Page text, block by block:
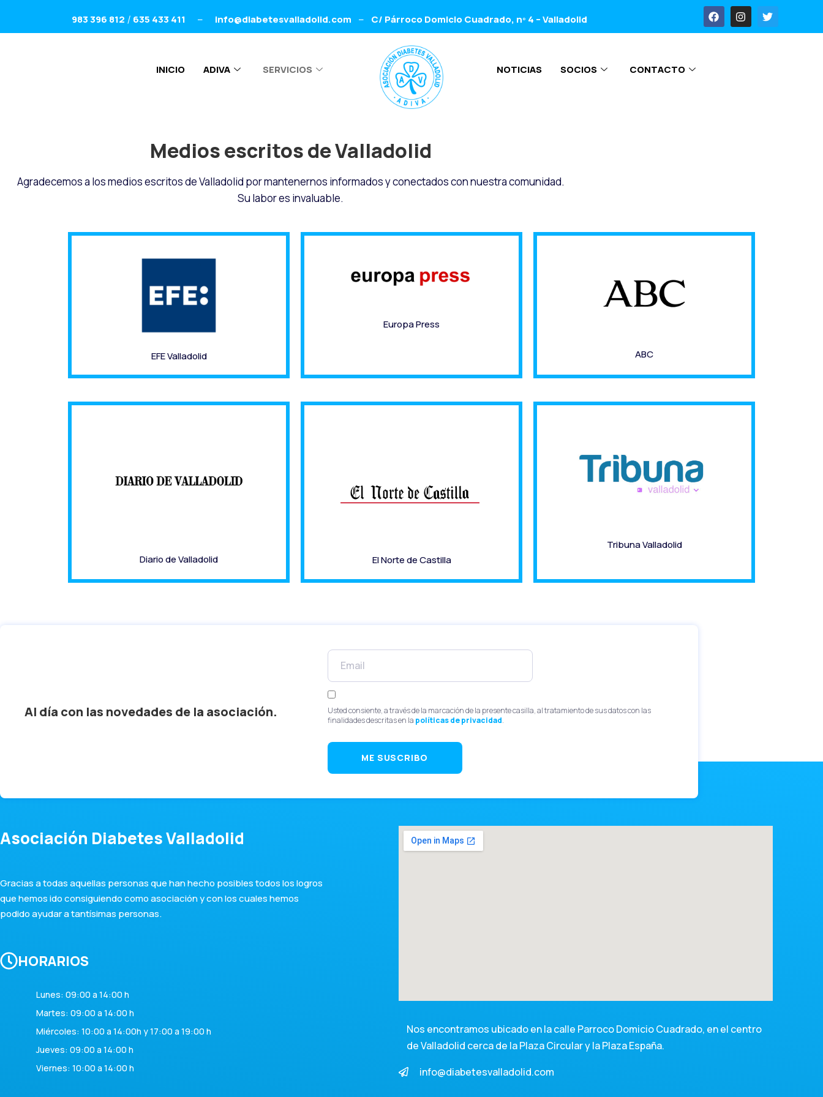
983 396 812 / 635 433 411 – info@diabetesvalladolid.com – C/ Párroco Domicio Cuadrado, nº 4 – Valladolid
INICIO ADIVA SERVICIOS NOTICIAS SOCIOS CONTACTO
Medios escritos de Valladolid
Agradecemos a los medios escritos de Valladolid por mantenernos informados y conectados con nuestra comunidad.
Su labor es invaluable.
EFE Valladolid
Europa Press
ABC
Diario de Valladolid El Norte de Castilla
Tribuna Valladolid
Al día con las novedades de la asociación.
Usted consiente, a través de la marcación de la presente casilla, al tratamiento de sus datos con las
finalidades descritas en la políticas de privacidad.
ME SUSCRIBO
Asociación Diabetes Valladolid
Gracias a todas aquellas personas que han hecho posibles todos los logros
que hemos ido consiguiendo como asociación y con los cuales hemos
podido ayudar a tantísimas personas.
HORARIOS
Lunes: 09:00 a 14:00 h
Martes: 09:00 a 14:00 h
Miércoles: 10:00 a 14:00h y 17:00 a 19:00 h
Jueves: 09:00 a 14:00 h
Viernes: 10:00 a 14:00 h
Nos encontramos ubicado en la calle Parroco Domicio Cuadrado, en el centro
de Valladolid cerca de la Plaza Circular y la Plaza España.
info@diabetesvalladolid.com